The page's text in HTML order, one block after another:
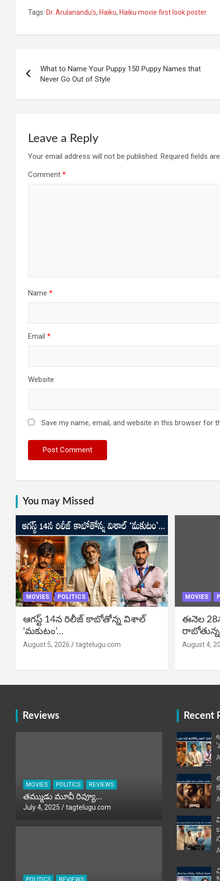
a
ce
b
o
k
h
at
s
p
p
n
ke
dI
h
ar
e
Tags: Dr. Arulanandu’s, Haiku, Haiku movie first look poster
navigation
What to Name Your Puppy 150 Puppy Names that
Never Go Out of Style
Leave a Reply
Your email address will not be published. Required fields
Comment *
Name *
Email *
Website
Save my name, email, and website in this browser for
You may Missed
MOVIES POLITICS
ఆగస్ట్ 14న రిలీజ్ కాబోతోన్న విశాల్
‘మకుటం’…
August 5, 2026 tagtelugu.com
MOVIES
ఈనెల
August 4,
Reviews
MOVIES POLITICS REVIEWS
తమ్ముడు మూవీ రివ్యూ…
July 4, 2025 tagtelugu.com
POLITICS REVIEWS
Recent